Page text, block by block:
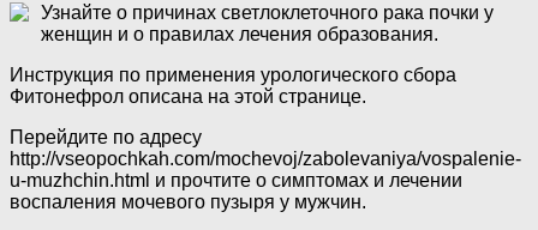
Узнайте о причинах светлоклеточного рака почки у
женщин и о правилах лечения образования.
Инструкция по применения урологического сбора
Фитонефрол описана на этой странице.
Перейдите по адресу
http://vseopochkah.com/mochevoj/zabolevaniya/vospalenie-
u-muzhchin.html и прочтите о симптомах и лечении
воспаления мочевого пузыря у мужчин.